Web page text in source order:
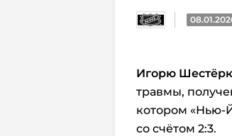
Игорю
травмы,
котором «Нью-
со счётом 2:3.